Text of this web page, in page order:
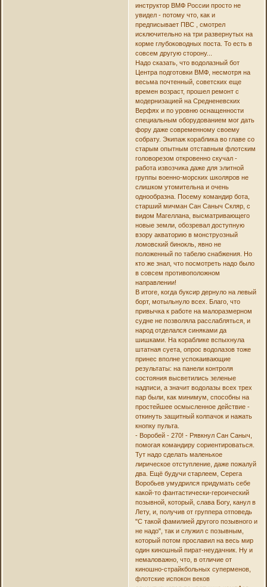
инструктор ВМФ России просто не
увидел - потому что, как и
предписывает ПВС , смотрел
исключительно на три развернутых на
корме глубоководных поста. То есть в
совсем другую сторону...
Надо сказать, что водолазный бот
Центра подготовки ВМФ, несмотря на
весьма почтенный, советских еще
времен возраст, прошел ремонт с
модернизацией на Средненевских
Верфях и по уровню оснащенности
специальным оборудованием мог дать
фору даже современному своему
собрату. Экипаж кораблика во главе со
старым опытным отставным флотским
головорезом откровенно скучал -
работа извозчика даже для элитной
группы военно-морских школяров не
слишком утомительна и очень
однообразна. Посему командир бота,
старший мичман Сан Саныч Скляр, с
видом Магеллана, высматривающего
новые земли, обозревал доступную
взору акваторию в монструозный
ломовский бинокль, явно не
положенный по табелю снабжения. Но
кто же знал, что посмотреть надо было
в совсем противоположном
направлении!
В итоге, когда буксир дернуло на левый
борт, мотыльнуло всех. Благо, что
привычка к работе на малоразмерном
судне не позволяла расслабляться, и
народ отделался синяками да
шишками. На кораблике вспыхнула
штатная суета, опрос водолазов тоже
принес вполне успокаивающие
результаты: на панели контроля
состояния высветились зеленые
надписи, а значит водолазы всех трех
пар были, как минимум, способны на
простейшее осмысленное действие -
откинуть защитный колпачок и нажать
кнопку пульта.
- Воробей - 270! - Рявкнул Сан Саныч,
помогая командиру сориентироваться.
Тут надо сделать маленькое
лирическое отступление, даже пожалуй
два. Ещё будучи старлеем, Серега
Воробьев умудрился придумать себе
какой-то фантастически-героический
позывной, который, слава Богу, канул в
Лету, и, получив от группера отповедь
"С такой фамилией другого позывного и
не надо", так и служил с позывным,
который потом прославил на весь мир
один киношный пират-неудачник. Ну и
немаловажно, что, в отличие от
киношно-страйкбольных суперменов,
флотские испокон веков